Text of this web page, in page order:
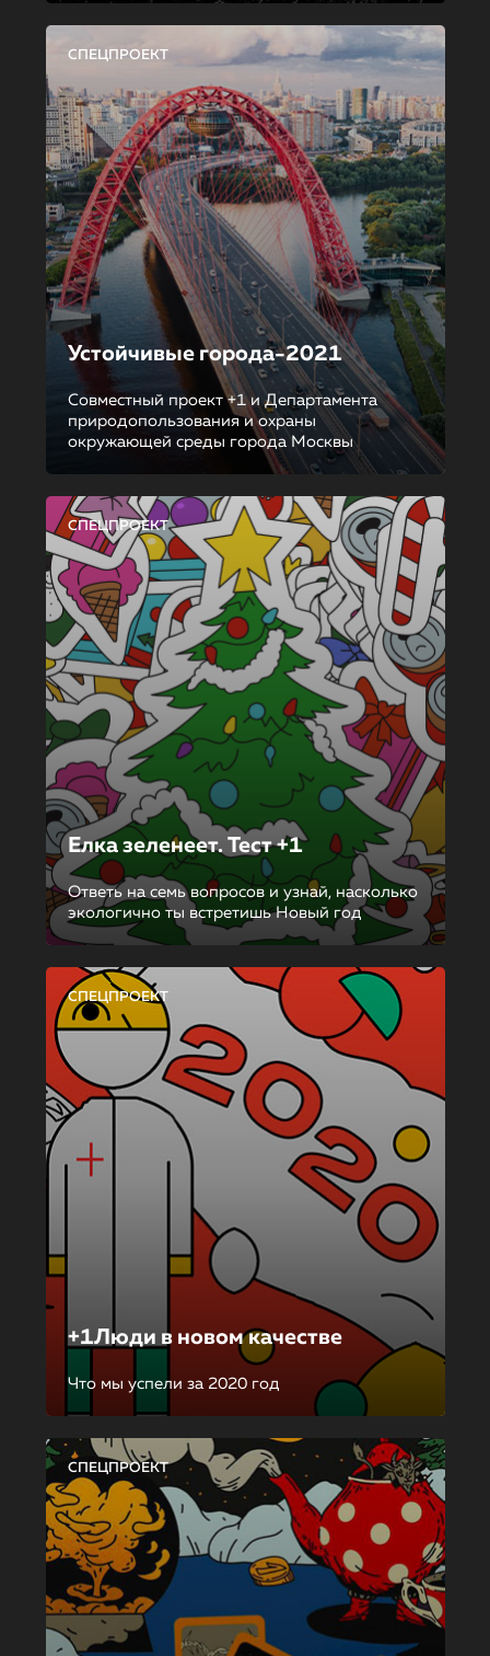
СПЕЦПРОЕКТ
Устойчивые города-2021
Совместный проект +1 и Департамента
природопользования и охраны
окружающей среды города Москвы
СПЕЦПРОЕКТ
Елка зеленеет. Тест +1
Ответь на семь вопросов и узнай, насколько
экологично ты встретишь Новый год
СПЕЦПРОЕКТ
+1Люди в новом качестве
Что мы успели за 2020 год
СПЕЦПРОЕКТ